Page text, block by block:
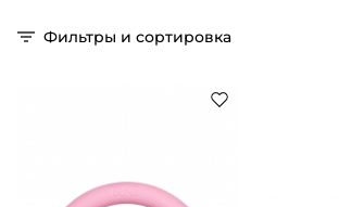
Фильтры и сортировка